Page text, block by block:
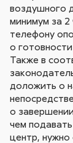
воздушного
минимум за
телефону
о
Также в
доложить о
о
чем
центр, нужно